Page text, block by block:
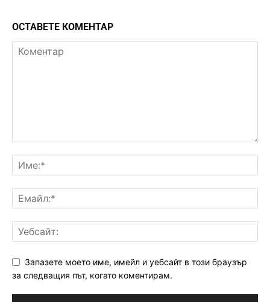
ОСТАВЕТЕ КОМЕНТАР
Запазете моето име, имейл и уебсайт в този браузър
за следващия път, когато коментирам.